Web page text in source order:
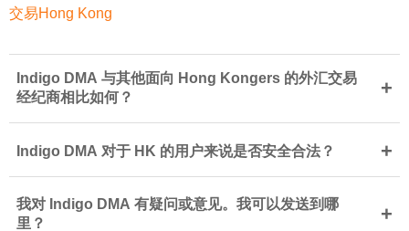
交易Hong Kong
Indigo DMA 与其他面向 Hong Kongers 的外汇交易
经纪商相比如何？
+
Indigo DMA 对于 HK 的用户来说是否安全合法？ +
我对 Indigo DMA 有疑问或意见。我可以发送到哪
里？
+